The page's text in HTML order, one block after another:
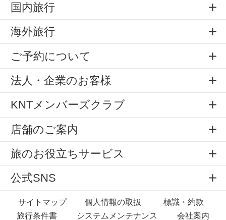
国内旅行
海外旅行
ご予約について
法人・企業のお客様
KNTメンバーズクラブ
店舗のご案内
旅のお役立ちサービス
公式SNS
サイトマップ 個人情報の取扱
標識・約款
旅行条件書
システムメンテナンス 会社案内